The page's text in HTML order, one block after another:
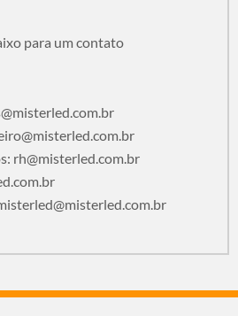
para um contato
rh@misterled.com.br